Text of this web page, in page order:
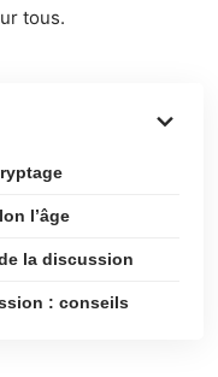
tous.
l’âge
la discussion
: conseils